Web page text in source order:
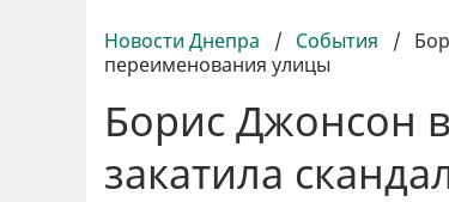
Новости Днепра / События /
переименования улицы
Борис Джонсон
закатила